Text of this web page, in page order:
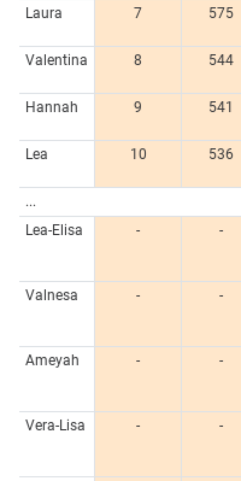
Laura
7 575
Valentina
8 544
Hannah
9 541
Lea
10 536
...
Lea-Elisa
- -
Valnesa
- -
Ameyah
- -
Vera-Lisa
- -